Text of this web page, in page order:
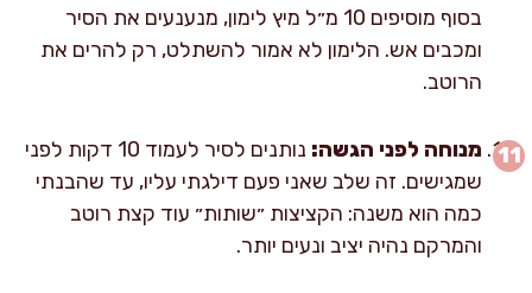
בסוף מוסיפים 10 מ״ל מיץ לימון, מנענעים את הסיר
ומכבים אש. הלימון לא אמור להשתלט, רק להרים את
הרוטב.
מנוחה לפני הגשה:
נותנים לסיר לעמוד 10 דקות לפני
שמגישים. זה שלב שאני פעם דילגתי עליו, עד שהבנתי
כמה הוא משנה: הקציצות ״שותות״ עוד קצת רוטב
והמרקם נהיה יציב ונעים יותר.